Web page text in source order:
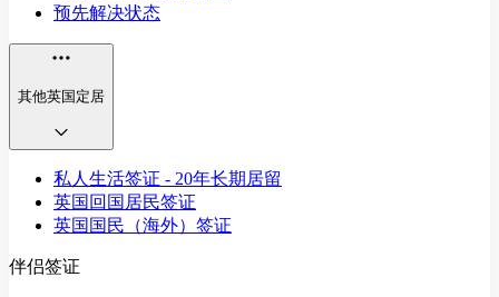
预先解决状态
其他英国定居
私人生活签证 - 20年长期居留
英国回国居民签证
英国国民（海外）签证
伴侣签证